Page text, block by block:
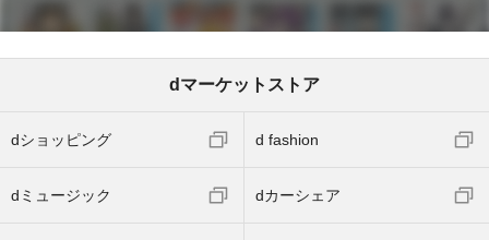
dマーケットストア
dショッピング d fashion
dミュージック dカーシェア